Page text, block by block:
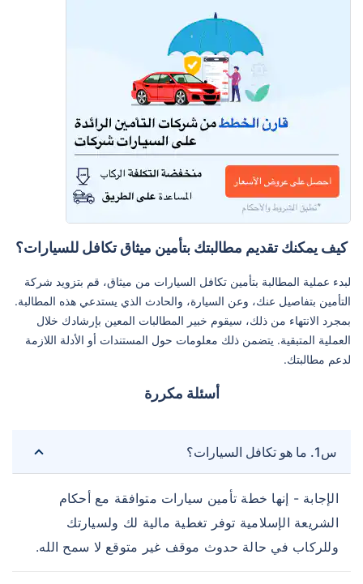
كيف يمكنك تقديم مطالبتك بتأمين ميثاق تكافل للسيارات؟
لبدء عملية المطالبة بتأمين تكافل السيارات من ميثاق، قم بتزويد شركة
التأمين بتفاصيل عنك، وعن السيارة، والحادث الذي يستدعي هذه المطالبة.
بمجرد الانتهاء من ذلك، سيقوم خبير المطالبات المعين بإرشادك خلال
العملية المتبقية. يتضمن ذلك معلومات حول المستندات أو الأدلة اللازمة
لدعم مطالبتك.
أسئلة مكررة
س1. ما هو تكافل السيارات؟
الإجابة - إنها خطة تأمين سيارات متوافقة مع أحكام
الشريعة الإسلامية توفر تغطية مالية لك ولسيارتك
وللركاب في حالة حدوث موقف غير متوقع لا سمح الله.